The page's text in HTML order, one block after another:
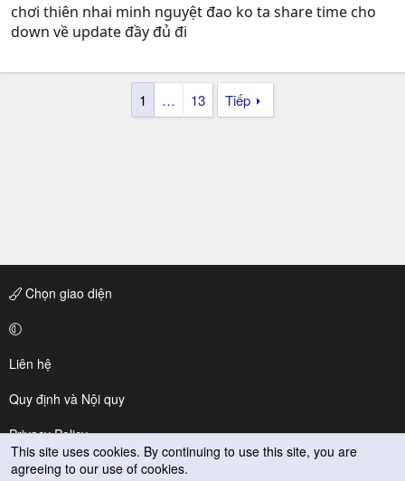
chơi thiên nhai minh nguyệt đao ko ta share time cho
down về update đầy đủ đi
1 … 13 Tiếp
Chọn giao diện
Liên hệ
Quy định và Nội quy
Privacy Policy
Trợ giúp
This site uses cookies. By continuing to use this site, you are
agreeing to our use of cookies.